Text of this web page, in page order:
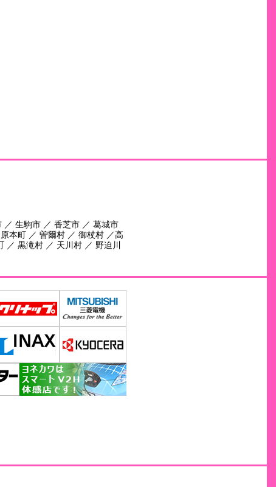
／ 生駒市 ／ 香芝市 ／ 葛城市
本町 ／ 曽爾村 ／ 御杖村 ／高
黒滝村 ／ 天川村 ／ 野迫川